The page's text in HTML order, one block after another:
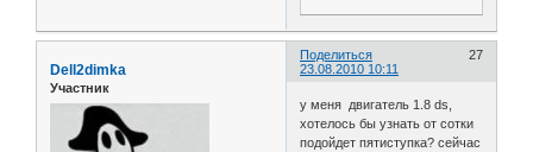
Поделиться
27
23.08.2010 10:11
Dell2dimka
Участник
у меня двигатель 1.8 ds,
хотелось бы узнать от сотки
подойдет пятиступка? сейчас